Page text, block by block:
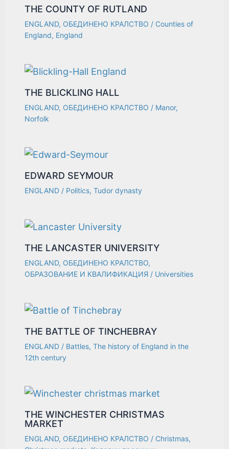
THE COUNTY OF RUTLAND
ENGLAND, ОБЕДИНЕНО КРАЛСТВО / Counties of
England, England
THE BLICKLING HALL
ENGLAND, ОБЕДИНЕНО КРАЛСТВО / Manor,
Norfolk
EDWARD SEYMOUR
ENGLAND / Politics,Tudor dynasty
THE LANCASTER UNIVERSITY
ENGLAND, ОБЕДИНЕНО КРАЛСТВО,
ОБРАЗОВАНИЕ И КВАЛИФИКАЦИЯ / Universities
THE BATTLE OF TINCHEBRAY
ENGLAND / Battles,The history of England in the
12th century
THE WINCHESTER CHRISTMAS
MARKET
ENGLAND, ОБЕДИНЕНО КРАЛСТВО / Christmas,